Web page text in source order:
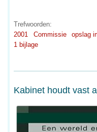
Trefwoorden:
2001
Commissie
opslag
1 bijlage
Kabinet houdt vast